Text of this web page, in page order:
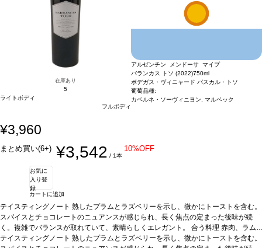
在庫あり
5
ライトボディ
フルボディ
アルゼンチン メンドーサ マイプ
バランカス トソ (2022)750ml
ボデガス・ヴィニャード パスカル・トソ
葡萄品種:
カベルネ・ソーヴィニヨン, マルベック
¥3,960
まとめ買い(6+) ¥3,542 / 1本
10%OFF
お気に
入り登
録
カートに追加
テイスティングノート 熟したプラムとラズベリーを示し、微かにトーストを含む。
スパイスとチョコレートのニュアンスが感じられ、長く焦点の定まった後味が続
く。複雑でバランスが取れていて、素晴らしくエレガント。 合う料理 赤肉、ラム
肉料理、パスタ、上質な熟成チーズなどと好相性。葡萄品種50% マルベック、5
テイスティングノート 熟したプラムとラズベリーを示し、微かにトーストを含む。